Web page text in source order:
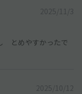
2025/11/3
とめやすかったで
2025/10/12